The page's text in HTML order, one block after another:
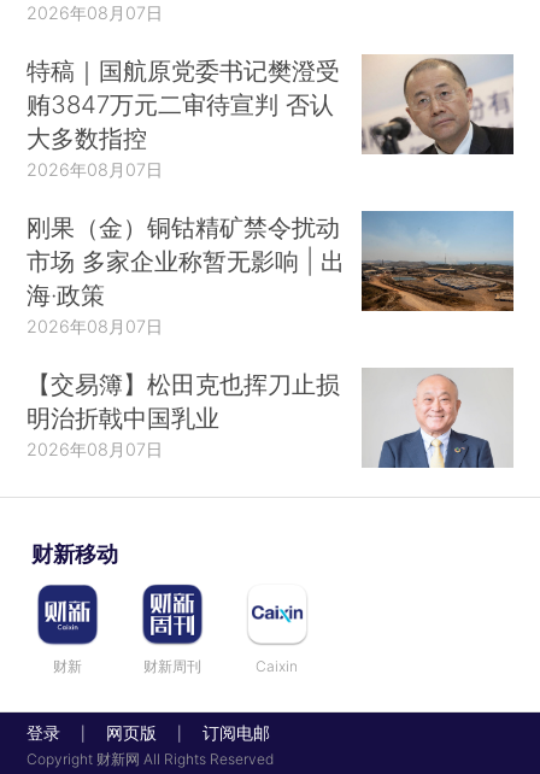
2026年08月07日
特稿｜国航原党委书记樊澄受
贿3847万元二审待宣判 否认
大多数指控
2026年08月07日
刚果（金）铜钴精矿禁令扰动
市场 多家企业称暂无影响 | 出
海·政策
2026年08月07日
【交易簿】松田克也挥刀止损
明治折戟中国乳业
2026年08月07日
财新移动
财新 财新周刊 Caixin
登录 网页版 订阅电邮
Copyright 财新网 All Rights Reserved